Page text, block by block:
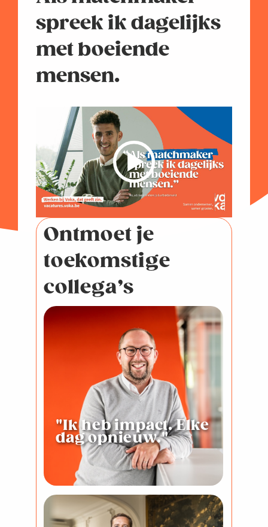
spreek ik dagelijks
met boeiende
mensen.
Ontmoet je
toekomstige
collega’s
"Ik heb impact. Elke
dag opnieuw."